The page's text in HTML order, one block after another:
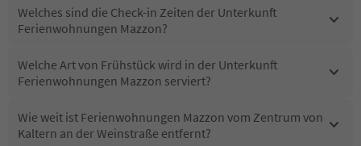
Welches sind die Check-in Zeiten der Unterkunft
Ferienwohnungen Mazzon?
Welche Art von Frühstück wird in der Unterkunft
Ferienwohnungen Mazzon serviert?
Wie weit ist Ferienwohnungen Mazzon vom Zentrum von
Kaltern an der Weinstraße entfernt?